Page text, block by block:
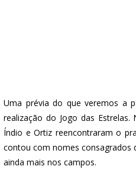
Uma prévia do que veremos a
realização do Jogo das
Índio e Ortiz reencontraram o
contou com nomes consagrados
ainda mais nos campos.